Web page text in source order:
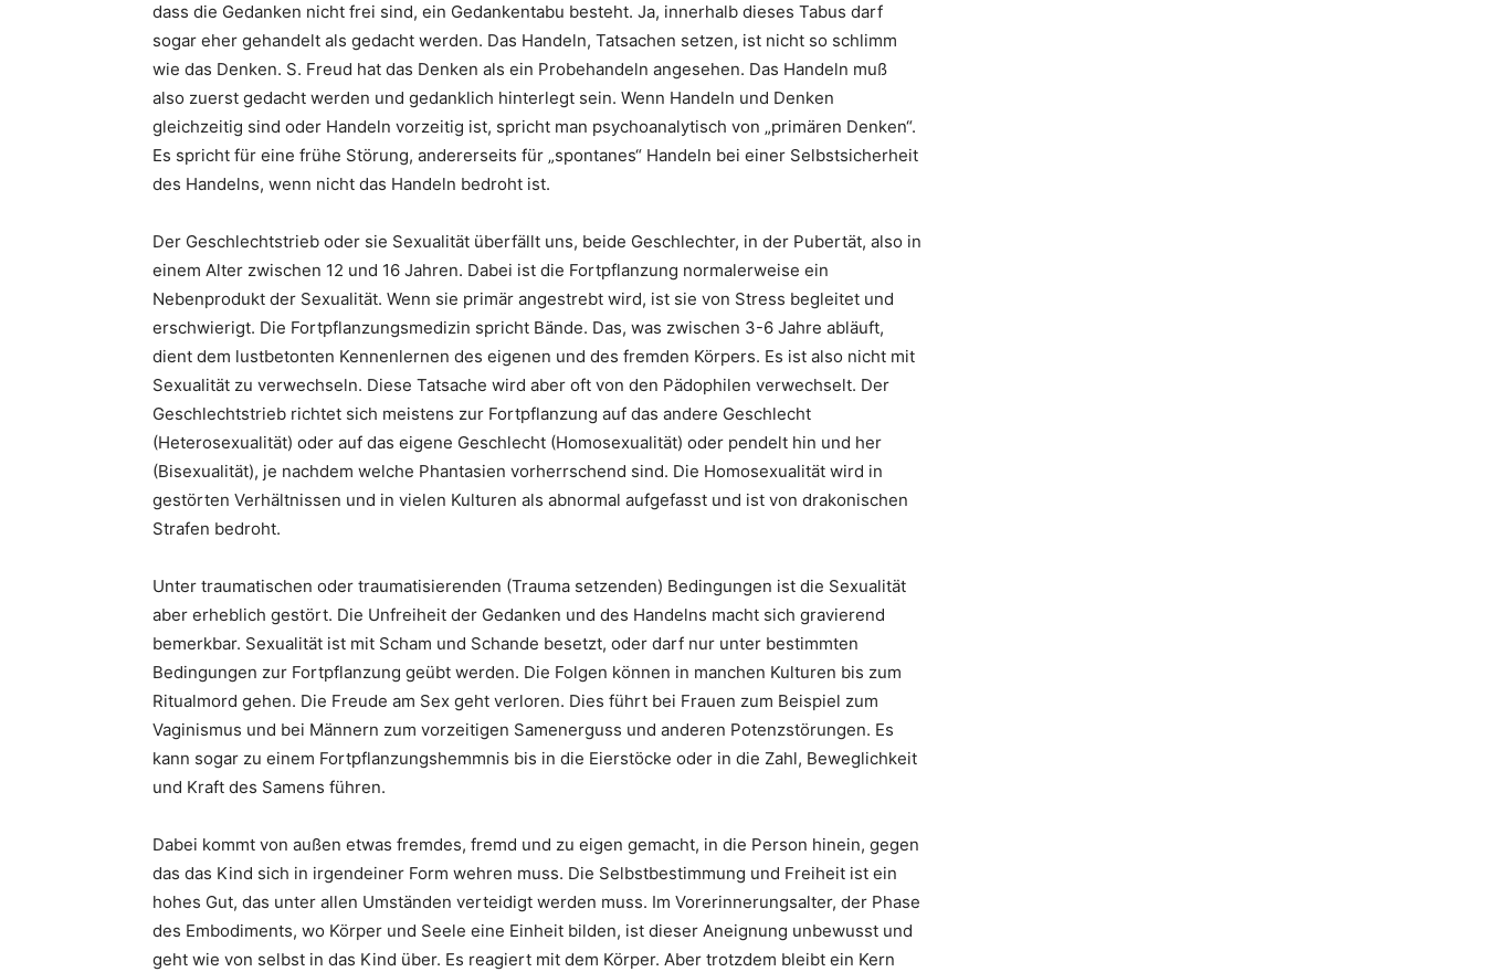
dass die Gedanken nicht frei sind, ein Gedankentabu besteht. Ja, innerhalb dieses Tabus darf
sogar eher gehandelt als gedacht werden. Das Handeln, Tatsachen setzen, ist nicht so schlimm
wie das Denken. S. Freud hat das Denken als ein Probehandeln angesehen. Das Handeln muß
also zuerst gedacht werden und gedanklich hinterlegt sein. Wenn Handeln und Denken
gleichzeitig sind oder Handeln vorzeitig ist, spricht man psychoanalytisch von „primären Denken“.
Es spricht für eine frühe Störung, andererseits für „spontanes“ Handeln bei einer Selbstsicherheit
des Handelns, wenn nicht das Handeln bedroht ist.
Der Geschlechtstrieb oder sie Sexualität überfällt uns, beide Geschlechter, in der Pubertät, also in
einem Alter zwischen 12 und 16 Jahren. Dabei ist die Fortpflanzung normalerweise ein
Nebenprodukt der Sexualität. Wenn sie primär angestrebt wird, ist sie von Stress begleitet und
erschwierigt. Die Fortpflanzungsmedizin spricht Bände. Das, was zwischen 3-6 Jahre abläuft,
dient dem lustbetonten Kennenlernen des eigenen und des fremden Körpers. Es ist also nicht mit
Sexualität zu verwechseln. Diese Tatsache wird aber oft von den Pädophilen verwechselt. Der
Geschlechtstrieb richtet sich meistens zur Fortpflanzung auf das andere Geschlecht
(Heterosexualität) oder auf das eigene Geschlecht (Homosexualität) oder pendelt hin und her
(Bisexualität), je nachdem welche Phantasien vorherrschend sind. Die Homosexualität wird in
gestörten Verhältnissen und in vielen Kulturen als abnormal aufgefasst und ist von drakonischen
Strafen bedroht.
Unter traumatischen oder traumatisierenden (Trauma setzenden) Bedingungen ist die Sexualität
aber erheblich gestört. Die Unfreiheit der Gedanken und des Handelns macht sich gravierend
bemerkbar. Sexualität ist mit Scham und Schande besetzt, oder darf nur unter bestimmten
Bedingungen zur Fortpflanzung geübt werden. Die Folgen können in manchen Kulturen bis zum
Ritualmord gehen. Die Freude am Sex geht verloren. Dies führt bei Frauen zum Beispiel zum
Vaginismus und bei Männern zum vorzeitigen Samenerguss und anderen Potenzstörungen. Es
kann sogar zu einem Fortpflanzungshemmnis bis in die Eierstöcke oder in die Zahl, Beweglichkeit
und Kraft des Samens führen.
Dabei kommt von außen etwas fremdes, fremd und zu eigen gemacht, in die Person hinein, gegen
das das Kind sich in irgendeiner Form wehren muss. Die Selbstbestimmung und Freiheit ist ein
hohes Gut, das unter allen Umständen verteidigt werden muss. Im Vorerinnerungsalter, der Phase
des Embodiments, wo Körper und Seele eine Einheit bilden, ist dieser Aneignung unbewusst und
geht wie von selbst in das Kind über. Es reagiert mit dem Körper. Aber trotzdem bleibt ein Kern